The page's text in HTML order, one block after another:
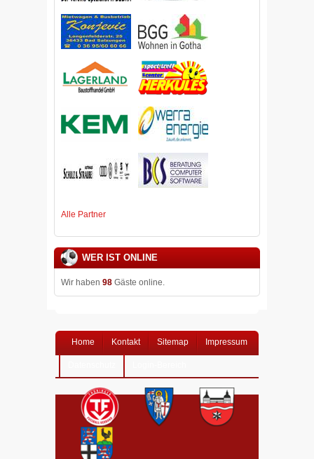
Alle Partner
WER IST ONLINE
Wir haben 98 Gäste online.
Home Kontakt Sitemap Impressum